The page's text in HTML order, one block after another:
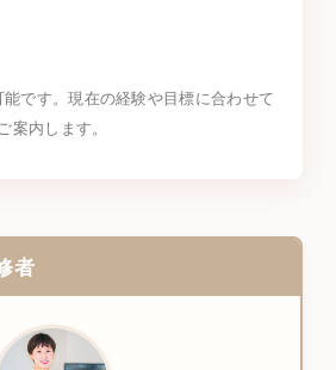
です。現在の経験や目標に合わせて
案内します。
者